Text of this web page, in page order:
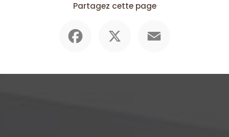
Partagez cette page